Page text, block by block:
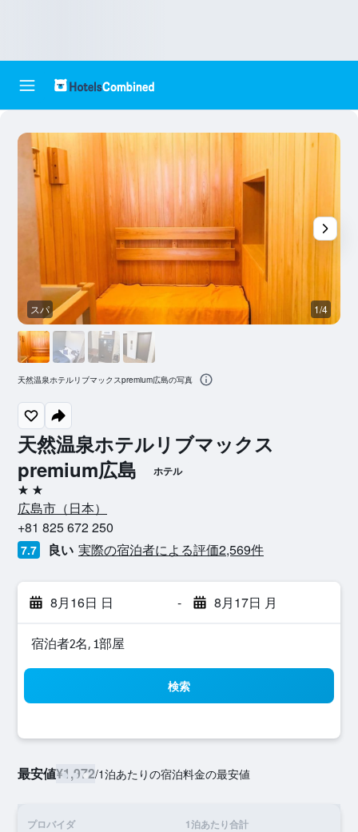
天然温泉ホテルリブマックス
premium広島
ホテル
2つ星
広島市​（日本​）​
+81 825 672 250
7.7 良い 実際の宿泊者による評価2,569​件
8月16日 日 - 8月17日 月
宿泊者2名, 1​部屋
検索
最安値¥1,972/1泊あたりの宿泊料金の最安値
プロバイダ 1泊あたり合計
スパ 1/4
天然温泉ホテルリブマックスpremium広島の写真